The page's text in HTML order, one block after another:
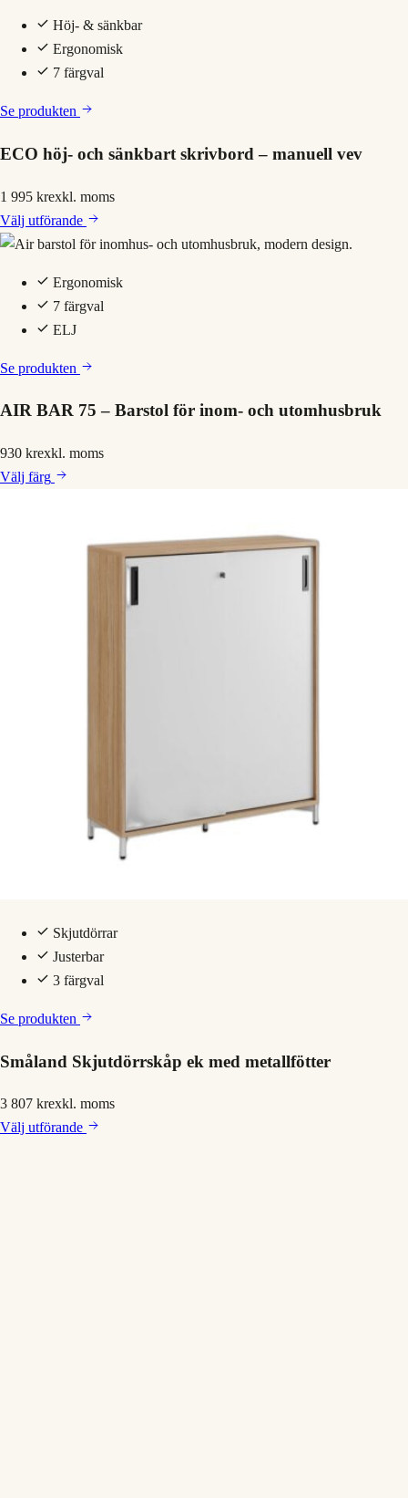
Höj- & sänkbar
Ergonomisk
7 färgval
Se produkten
ECO höj- och sänkbart skrivbord – manuell vev
1 995 krexkl. moms
Välj utförande
Ergonomisk
7 färgval
ELJ
Se produkten
AIR BAR 75 – Barstol för inom- och utomhusbruk
930 krexkl. moms
Välj färg
Skjutdörrar
Justerbar
3 färgval
Se produkten
Småland Skjutdörrskåp ek med metallfötter
3 807 krexkl. moms
Välj utförande